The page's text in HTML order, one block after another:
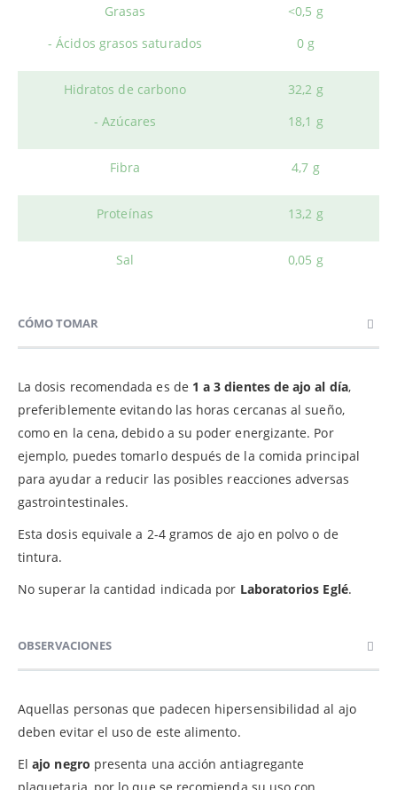
Grasas
- Ácidos grasos saturados
<0,5 g
0 g
Hidratos de carbono
- Azúcares
32,2 g
18,1 g
Fibra 4,7 g
Proteínas 13,2 g
Sal 0,05 g
CÓMO TOMAR
La dosis recomendada es de 1 a 3 dientes de ajo al día,
preferiblemente evitando las horas cercanas al sueño,
como en la cena, debido a su poder energizante. Por
ejemplo, puedes tomarlo después de la comida principal
para ayudar a reducir las posibles reacciones adversas
gastrointestinales.
Esta dosis equivale a 2-4 gramos de ajo en polvo o de
tintura.
No superar la cantidad indicada por Laboratorios Eglé.
OBSERVACIONES
Aquellas personas que padecen hipersensibilidad al ajo
deben evitar el uso de este alimento.
Elajo negro presenta una acción antiagregante